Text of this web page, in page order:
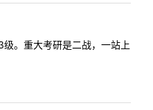
。重大考研是二战，一站上